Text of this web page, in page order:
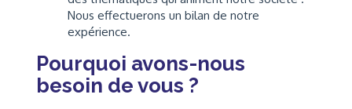
Nous effectuerons un bilan de notre
expérience.
Pourquoi avons-nous
besoin de vous ?